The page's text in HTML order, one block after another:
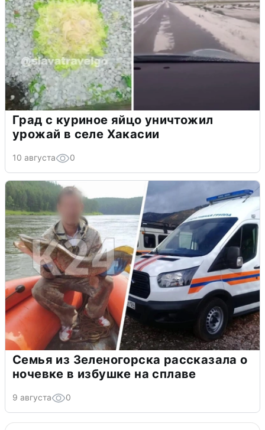
Град с куриное яйцо уничтожил
урожай в селе Хакасии
10 августа 0
Семья из Зеленогорска рассказала о
ночевке в избушке на сплаве
9 августа 0